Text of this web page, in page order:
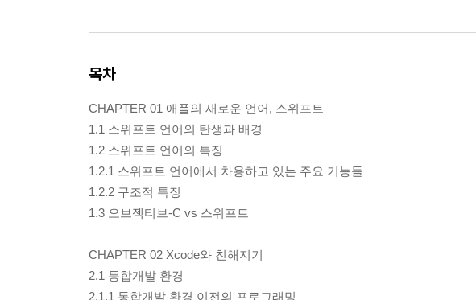
목차
CHAPTER 01 애플의 새로운 언어, 스위프트
1.1 스위프트 언어의 탄생과 배경
1.2 스위프트 언어의 특징
1.2.1 스위프트 언어에서 차용하고 있는 주요 기능들
1.2.2 구조적 특징
1.3 오브젝티브-C vs 스위프트
CHAPTER 02 Xcode와 친해지기
2.1 통합개발 환경
2.1.1 통합개발 환경 이전의 프로그래밍